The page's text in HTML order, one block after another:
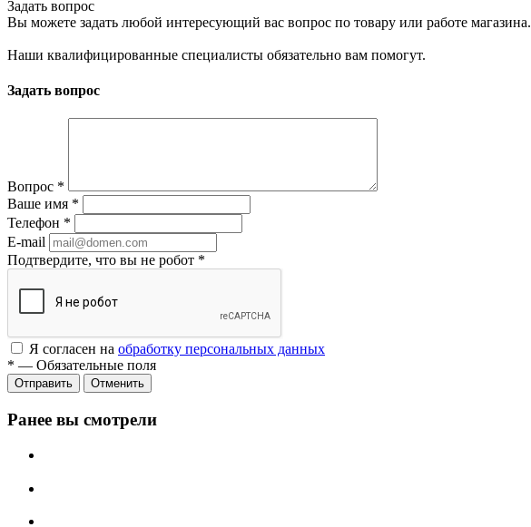
Задать вопрос
Вы можете задать любой интересующий вас вопрос по товару или работе магазина.
Наши квалифицированные специалисты обязательно вам помогут.
Задать вопрос
Вопрос *
Ваше имя *
Телефон *
E-mail
Подтвердите, что вы не робот *
Я согласен на обработку персональных данных
* — Обязательные поля
Отменить
Ранее вы смотрели